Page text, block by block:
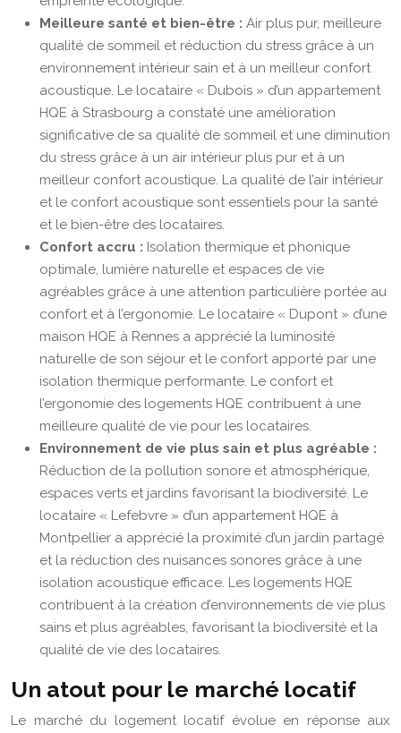
Meilleure santé et bien-être : Air plus pur, meilleure
qualité de sommeil et réduction du stress grâce à un
environnement intérieur sain et à un meilleur confort
acoustique. Le locataire « Dubois » d’un appartement
HQE à Strasbourg a constaté une amélioration
significative de sa qualité de sommeil et une diminution
du stress grâce à un air intérieur plus pur et à un
meilleur confort acoustique. La qualité de l’air intérieur
et le confort acoustique sont essentiels pour la santé
et le bien-être des locataires.
Confort accru : Isolation thermique et phonique
optimale, lumière naturelle et espaces de vie
agréables grâce à une attention particulière portée au
confort et à l’ergonomie. Le locataire « Dupont » d’une
maison HQE à Rennes a apprécié la luminosité
naturelle de son séjour et le confort apporté par une
isolation thermique performante. Le confort et
l’ergonomie des logements HQE contribuent à une
meilleure qualité de vie pour les locataires.
Environnement de vie plus sain et plus agréable :
Réduction de la pollution sonore et atmosphérique,
espaces verts et jardins favorisant la biodiversité. Le
locataire « Lefebvre » d’un appartement HQE à
Montpellier a apprécié la proximité d’un jardin partagé
et la réduction des nuisances sonores grâce à une
isolation acoustique efficace. Les logements HQE
contribuent à la création d’environnements de vie plus
sains et plus agréables, favorisant la biodiversité et la
qualité de vie des locataires.
Un atout pour le marché locatif
Le marché du logement locatif évolue en réponse aux